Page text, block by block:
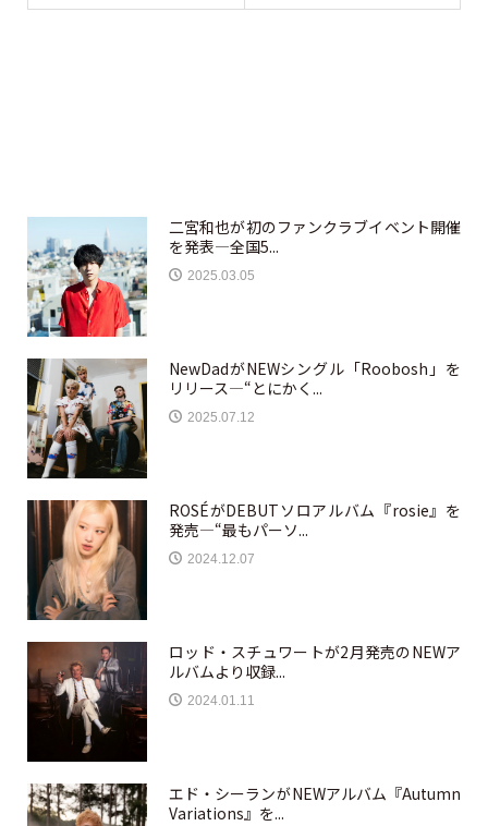
二宮和也が初のファンクラブイベント開催
を発表—全国5...
2025.03.05
NewDadがNEWシングル「Roobosh」を
リリース—“とにかく...
2025.07.12
ROSÉがDEBUTソロアルバム『rosie』を
発売—“最もパーソ...
2024.12.07
ロッド・スチュワートが2月発売のNEWア
ルバムより収録...
2024.01.11
エド・シーランがNEWアルバム『Autumn
Variations』を...